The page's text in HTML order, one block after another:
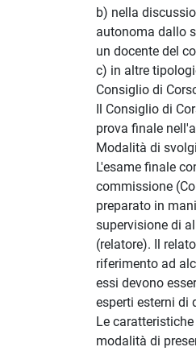
b) nella
autonoma dallo
un docente del
c) in altre
Consiglio di
Il Consiglio di
prova finale
Modalità di
L'esame finale
commissione
preparato in
supervisione di
(relatore). Il
riferimento ad
essi devono
esperti esterni di
Le
modalità di